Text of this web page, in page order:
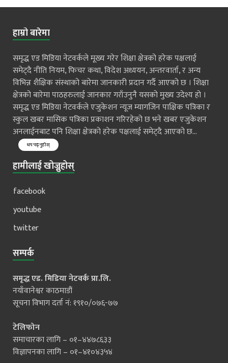
हाम्रो बारेमा
समृद्ध एड मिडिया नेटवर्कले मूख्य गरेर शिक्षा क्षेत्रको हरेक पक्षलाई
समेट्दै नीति नियम, फिचर कथा, विदेश अध्ययन, अन्तरवार्ता, र अन्य
विभिन्न शैक्षिक संस्थाको बारेमा जानकारी प्रदान गर्दै आएको छ । शिक्षा
क्षेत्रको बारेमा पाठहरुलाई जानकार गराँउनुनै यसको मुख्य उदेश्य हो ।
समृद्ध एड मिडिया नेटवर्कले एजुकेशन न्यूज म्यागजिन पाक्षिक पत्रिका र
स्कुल खबर मासिक पत्रिका प्रकाशन गरिरहेको छ भने खबर एजुकेशन
अनलाईनबाट पनि शिक्षा क्षेत्रको हरेक पक्षलाई समेट्दै आएको छ...
थप पढ्नुहोस्
हामीलाई खोज्नुहोस्
facebook
youtube
twitter
सम्पर्क
समृद्ध एड. मिडिया नेटवर्क प्रा.लि.
नयाँवानेश्वर काठमाडौं
सूचना विभाग दर्ता नं: १९१०/०७६-७७
टेलिफोन
समाचारका लागि – ०१–४४७८६३३
विज्ञापनका लागि – ०१–४१०४३५४